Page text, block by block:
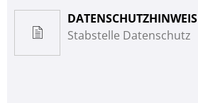
DATENSCHUTZHINWEIS
Stabstelle Datenschutz